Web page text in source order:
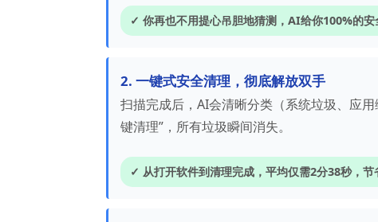
✓ 你再也不用提心吊胆地猜测，AI给你100%的安
2. 一键式安全清理，彻底解放双手
扫描完成后，AI会清晰分类（系统垃圾、应
键清理”，所有垃圾瞬间消失。
✓ 从打开软件到清理完成，平均仅需2分38秒，节